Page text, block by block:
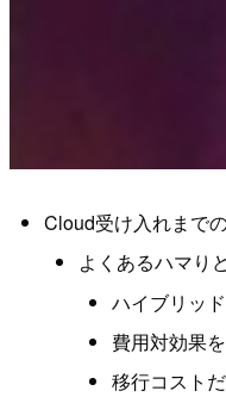
Cloud受け入れまで
よくあるハマり
ハイブリッ
費用対効果
移行コスト